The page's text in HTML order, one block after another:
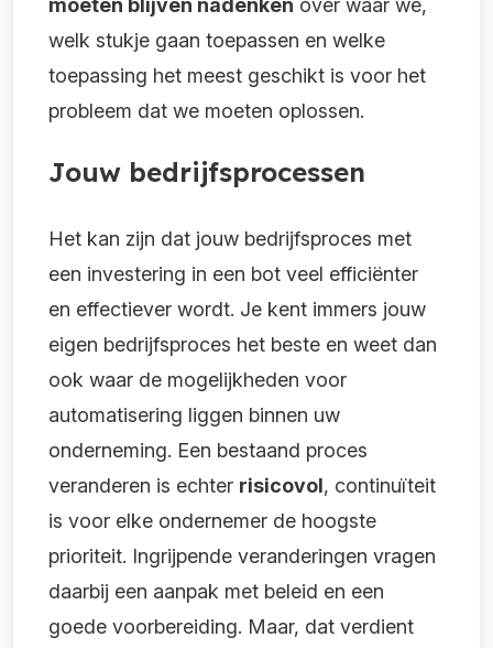
moeten blijven nadenken over waar we,
welk stukje gaan toepassen en welke
toepassing het meest geschikt is voor het
probleem dat we moeten oplossen.
Jouw bedrijfsprocessen
Het kan zijn dat jouw bedrijfsproces met
een investering in een bot veel efficiënter
en effectiever wordt. Je kent immers jouw
eigen bedrijfsproces het beste en weet dan
ook waar de mogelijkheden voor
automatisering liggen binnen uw
onderneming. Een bestaand proces
veranderen is echter risicovol, continuïteit
is voor elke ondernemer de hoogste
prioriteit. Ingrijpende veranderingen vragen
daarbij een aanpak met beleid en een
goede voorbereiding. Maar, dat verdient